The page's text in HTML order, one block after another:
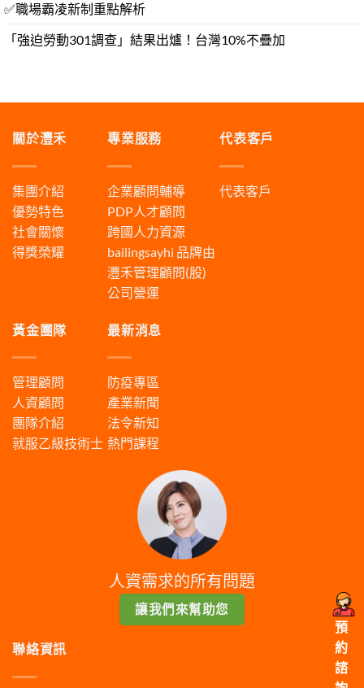
✅職場霸凌新制重點解析
「強迫勞動301調查」結果出爐！台灣10%不疊加
關於灃禾
集團介紹
優勢特色
社會關懷
得獎榮耀
專業服務
企業顧問輔導
PDP人才顧問
跨國人力資源
bailingsayhi 品牌由
灃禾管理顧問(股)
公司營運
代表客戶
代表客戶
黃金團隊
管理顧問
人資顧問
團隊介紹
就服乙級技術士
最新消息
防疫專區
產業新聞
法令新知
熱門課程
人資需求的所有問題
讓我們來幫助您
聯絡資訊
預
約
諮